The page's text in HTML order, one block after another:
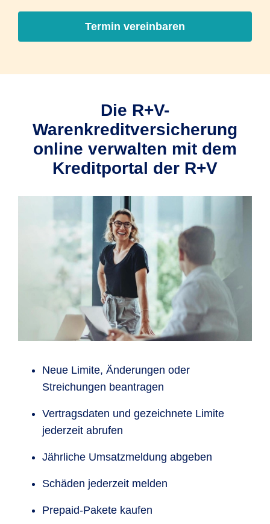
Termin vereinbaren
Die R+V-
Warenkreditversicherung
online verwalten mit dem
Kreditportal der R+V
Neue Limite, Änderungen oder
Streichungen beantragen
Vertragsdaten und gezeichnete Limite
jederzeit abrufen
Jährliche Umsatzmeldung abgeben
Schäden jederzeit melden
Prepaid-Pakete kaufen